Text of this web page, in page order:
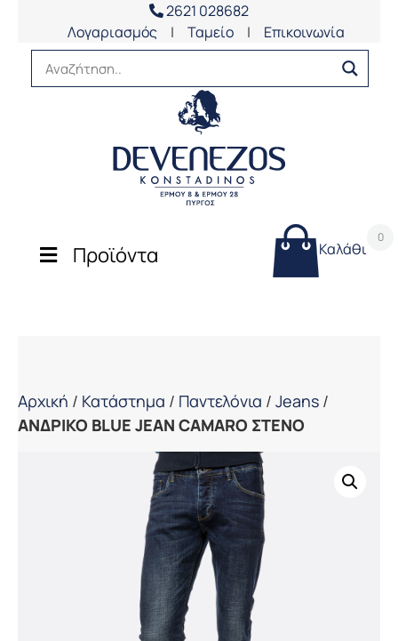
2621 028682
Λογαριασμός
| Ταμείο | Επικοινωνία
Καλάθι
0
Προϊόντα
Αρχική / Κατάστημα / Παντελόνια / Jeans /
ΑΝΔΡΙΚΟ BLUE JEAN CAMARO ΣΤΕΝΟ